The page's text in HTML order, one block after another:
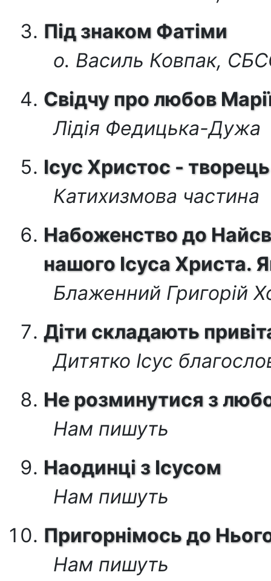
Під знаком Фатіми
о. Василь Ковпак,
Свідчу про любов
Лідія Федицька-Дужа
Ісус Христос -
Катихизмова частина
Набоженство до
нашого Ісуса Христа.
Блаженний Григорій
Діти складають
Дитятко Ісус
Не розминутися з
Нам пишуть
Наодинці з Ісусом
Нам пишуть
Пригорнімось до Нього
Нам пишуть